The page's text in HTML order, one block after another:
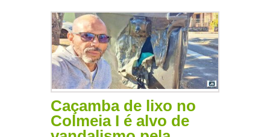
Caçamba de lixo no
Colmeia I é alvo de